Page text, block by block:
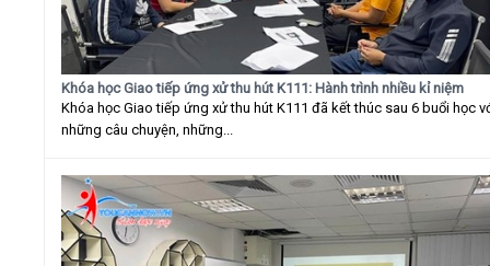
Khóa học Giao tiếp ứng xử thu hút K111: Hành trình nhiều kỉ niệm
Khóa học Giao tiếp ứng xử thu hút K111 đã kết thúc sau 6 buổi học
những câu chuyện, những...